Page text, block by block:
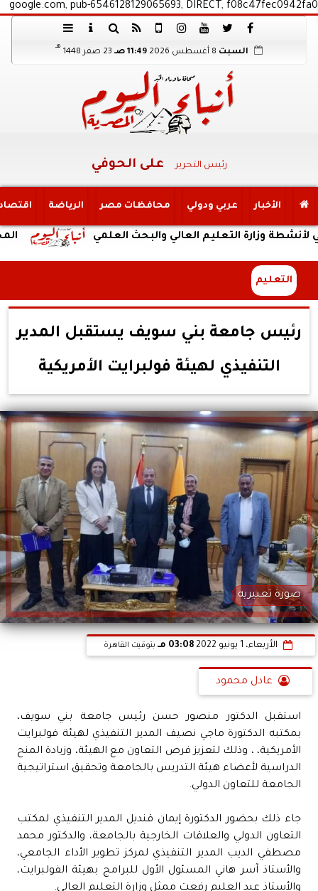
google.com, pub-6546128129065693, DIRECT, f08c47fec0942fa0
السبت 11:49 صـ 23 صفر 1448
هـ
رئيس التحرير على الحوفي
الأخبار عربي ودولي محافظات مصر الرياضة
المجلس التعليم العالي والبحث العلمي
التعليم
رئيس جامعة بني سويف يستقبل المدير
التنفيذي لهيئة فولبرايت الأمريكية
صورة تعبيريه
الأربعاء، 1 يونيو 2022 03:08 مـ بتوقيت القاهرة
عادل محمود
استقبل الدكتور منصور حسن رئيس جامعة بني سويف،
بمكتبه الدكتورة ماجي نصيف المدير التنفيذي لهيئة فولبرايت
الأمريكية، ، وذلك لتعزيز فرص التعاون مع الهيئة، وزيادة المنح
الدراسية لأعضاء هيئة التدريس بالجامعة وتحقيق استراتيجية
الجامعة للتعاون الدولي.
جاء ذلك بحضور الدكتورة إيمان قنديل المدير التنفيذي لمكتب
التعاون الدولي والعلاقات الخارجية بالجامعة، والدكتور محمد
مصطفي الديب المدير التنفيذي لمركز تطوير الأداء الجامعي،
والأستاذ آسر هاني المسئول الأول للبرامج بهيئة الفولبرايت،
والأستاذ عبد العليم رفعت ممثل وزارة التعليم العالي.